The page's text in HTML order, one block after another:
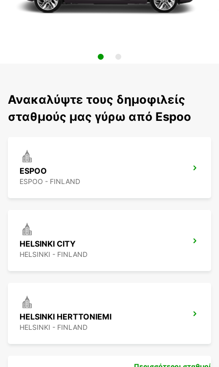
Ανακαλύψτε τους δημοφιλείς
σταθμούς μας γύρω από Espoo
ESPOO
ESPOO - FINLAND
HELSINKI CITY
HELSINKI - FINLAND
HELSINKI HERTTONIEMI
HELSINKI - FINLAND